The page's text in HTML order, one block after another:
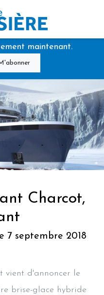
maintenant.
Charcot,
7 septembre 2018
vient d'annoncer le
brise-glace hybride